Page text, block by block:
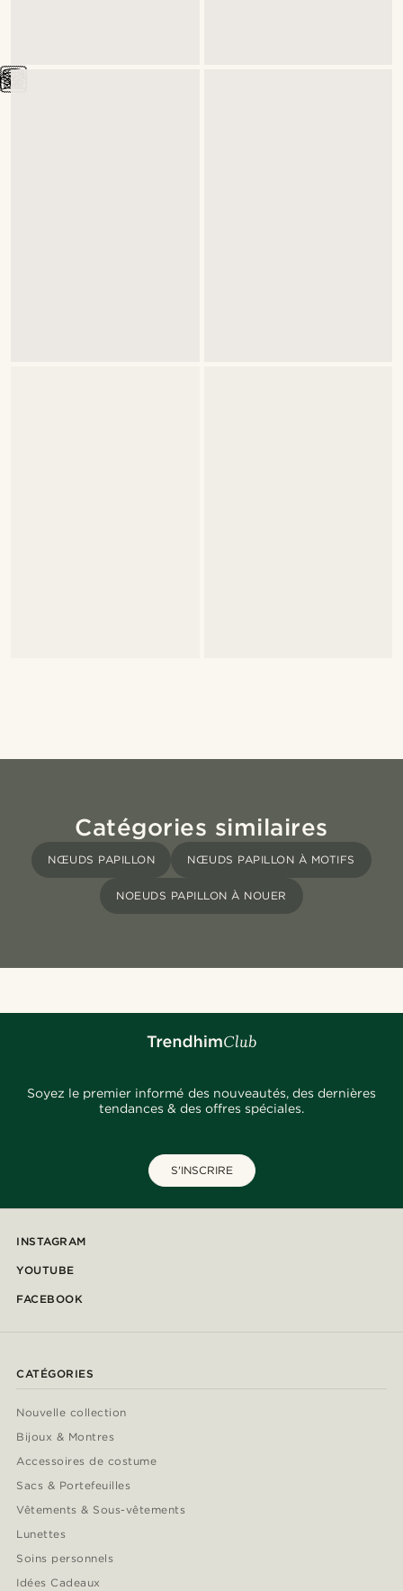
Catégories similaires
NŒUDS PAPILLON NŒUDS PAPILLON À MOTIFS
NOEUDS PAPILLON À NOUER
Soyez le premier informé des nouveautés, des dernières
tendances & des offres spéciales.
S'INSCRIRE
INSTAGRAM
YOUTUBE
FACEBOOK
CATÉGORIES
Nouvelle collection
Bijoux & Montres
Accessoires de costume
Sacs & Portefeuilles
Vêtements & Sous-vêtements
Lunettes
Soins personnels
Idées Cadeaux